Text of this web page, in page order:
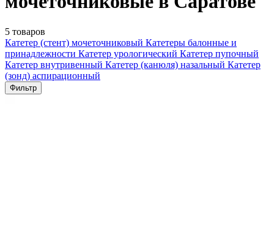
5 товаров
Катетер (стент) мочеточниковый Катетеры балонные и
принадлежности Катетер урологический Катетер пупочный
Катетер внутривенный Катетер (канюля) назальный Катетер
(зонд) аспирационный
Фильтр